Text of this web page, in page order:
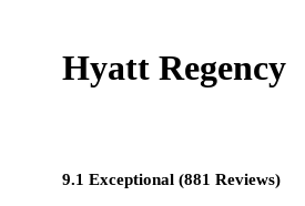
Hyatt Regency
9.1 Exceptional (881 Reviews)